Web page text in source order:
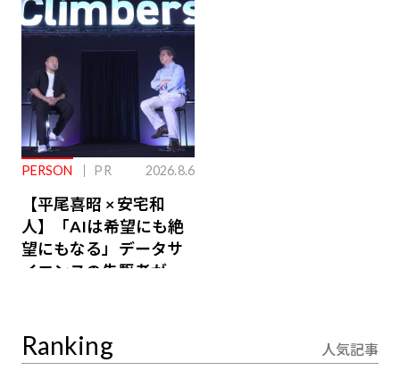
PERSON PR 2026.8.6
【平尾喜昭 × 安宅和
人】「AIは希望にも絶
望にもなる」データサ
イエンスの先駆者が語
Ranking 人気記事